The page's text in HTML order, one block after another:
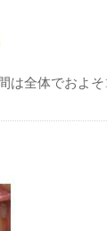
全体でおよそ